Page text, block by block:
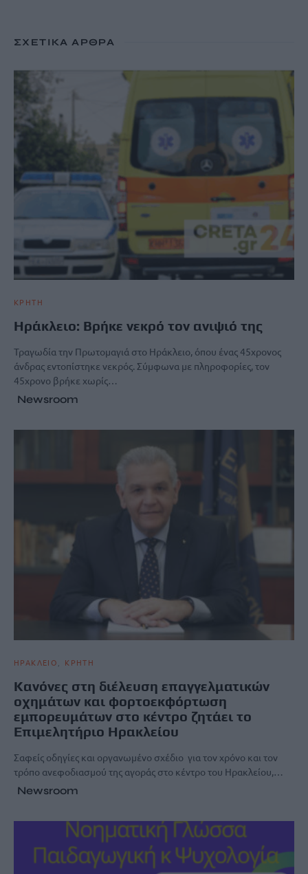
ΣΧΕΤΙΚΆ ΆΡΘΡΑ
ΚΡΗΤΗ
Ηράκλειο: Βρήκε νεκρό τον ανιψιό της
Τραγωδία την Πρωτομαγιά στο Ηράκλειο, όπου ένας 45χρονος
άνδρας εντοπίστηκε νεκρός. Σύμφωνα με πληροφορίες, τον
45χρονο βρήκε χωρίς…
Newsroom
ΗΡΑΚΛΕΙΟ ΚΡΗΤΗ
Κανόνες στη διέλευση επαγγελματικών
οχημάτων και φορτοεκφόρτωση
εμπορευμάτων στο κέντρο ζητάει το
Επιμελητήριο Ηρακλείου
Σαφείς οδηγίες και οργανωμένο σχέδιο για τον χρόνο και τον
τρόπο ανεφοδιασμού της αγοράς στο κέντρο του Ηρακλείου,…
Newsroom